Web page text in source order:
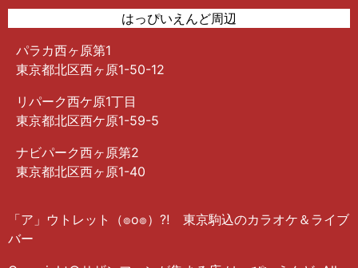
はっぴいえんど周辺
パラカ西ヶ原第1
東京都北区西ヶ原1-50-12
リパーク西ケ原1丁目
東京都北区西ケ原1-59-5
ナビパーク西ヶ原第2
東京都北区西ヶ原1-40
「ア」ウトレット（๏o๏）⁈ 東京駒込のカラオケ＆ライブ
バー